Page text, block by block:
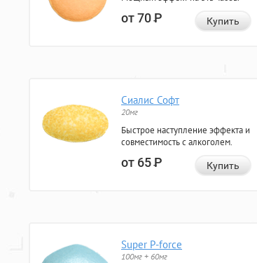
от 70Р Купить
Сиалис Софт
20мг
Быстрое наступление эффекта и
совместимость с алкоголем.
от 65Р Купить
Super P-force
100мг + 60мг